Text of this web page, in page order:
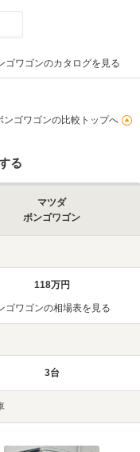
ゴワゴンのカタログを見る
ンゴワゴンの比較トップへ
る
マツダ
ボンゴワゴン
118万円
ゴワゴンの相場表を見る
3台